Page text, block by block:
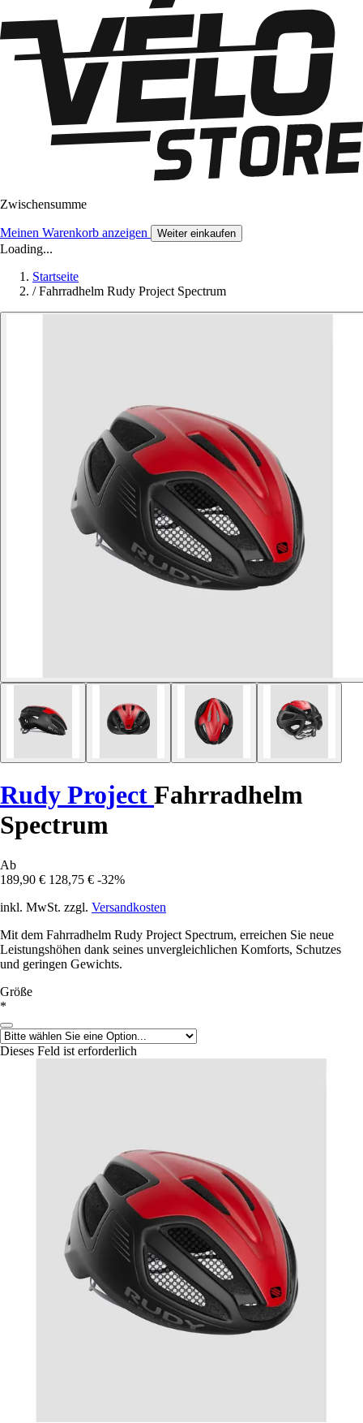
Zwischensumme
Meinen Warenkorb anzeigen Weiter einkaufen
Loading...
Startseite
/ Fahrradhelm Rudy Project Spectrum
Rudy Project Fahrradhelm
Spectrum
Ab
189,90 € 128,75 € -32%
inkl. MwSt. zzgl. Versandkosten
Mit dem Fahrradhelm Rudy Project Spectrum, erreichen Sie neue
Leistungshöhen dank seines unvergleichlichen Komforts, Schutzes
und geringen Gewichts.
Größe
*
Dieses Feld ist erforderlich